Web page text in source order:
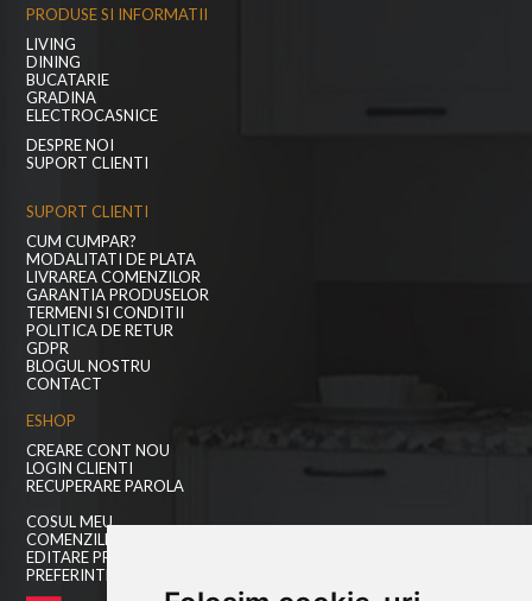
PRODUSE SI INFORMATII
LIVING
DINING
BUCATARIE
GRADINA
ELECTROCASNICE
DESPRE NOI
SUPORT CLIENTI
SUPORT CLIENTI
CUM CUMPAR?
MODALITATI DE PLATA
LIVRAREA COMENZILOR
GARANTIA PRODUSELOR
TERMENI SI CONDITII
POLITICA DE RETUR
GDPR
BLOGUL NOSTRU
CONTACT
ESHOP
CREARE CONT NOU
LOGIN CLIENTI
RECUPERARE PAROLA
COSUL MEU
COMENZILE MELE
EDITARE PROFIL
PREFERINTE COOKIES